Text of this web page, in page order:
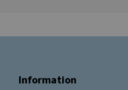
Information